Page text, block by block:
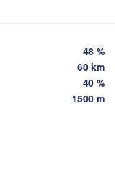
48 %
60 km
40 %
1500 m